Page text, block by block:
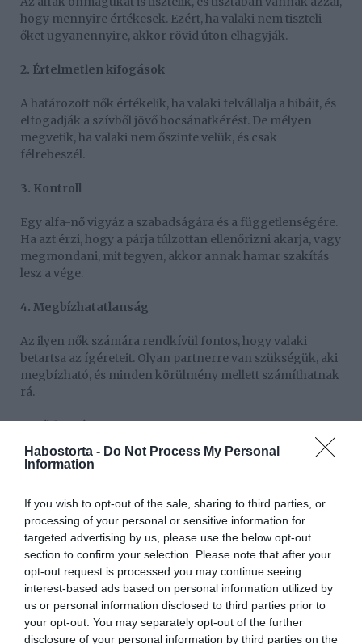
Habostorta - Do Not Process My Personal
Information
If you wish to opt-out of the sale, sharing to third parties, or
processing of your personal or sensitive information for
targeted advertising by us, please use the below opt-out
section to confirm your selection. Please note that after your
opt-out request is processed you may continue seeing
interest-based ads based on personal information utilized by
us or personal information disclosed to third parties prior to
your opt-out. You may separately opt-out of the further
disclosure of your personal information by third parties on the
hogy mennyire értékesek. Ezért, ha valaki nem tiszteli
őket ugyanennyire, akkor rövid úton elhagyják.
2. Értelmetlen kifogások
A határozott nők értékelik, ha valaki felvállalja a hibáit, és
elfogadják a szívből jövő bocsánatkérést. De mélyen
megvetik, ha valaki nem őszinte velük, és csak
félrebeszél.
3. Kontroll
Egy alfa-nő vigyáz a szabadságára és a függetlenségére.
Ha azt érzi, hogy a párja túlzottan ellenőrizni akarja, vagy
megmondani, mit tegyen, akkor annak hamar szakítás
lesz a vége.
4. Megbízhatatlanság
Az ilyen nők számára rendkívül fontos, hogy valaki
betartsa az ígéreteit. Olyan partnerre van szükségük, aki
megbízható, és minden körülmény mellett számíthatnak
rá.
5. Hűtlenség
Az alfák számára soha nem lesz egyetlen elfogadható
6. Hazugság
Ezek a nők elvárják az őszinte, egyenes beszédet, az előre
lefektetett, világos szabályokat.
7. A támogatás hiánya
Egy alfa-nő olyan párt keres, aki mindenben támogatja.